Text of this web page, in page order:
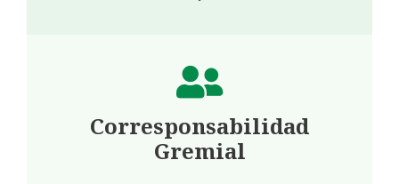
Corresponsabilidad
Gremial